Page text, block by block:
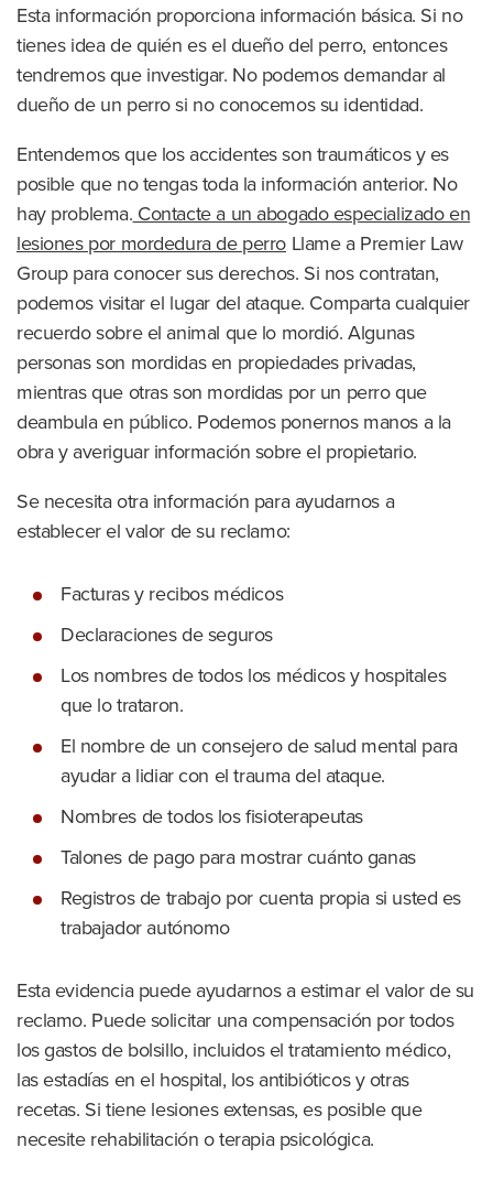
Esta información proporciona información básica. Si no
tienes idea de quién es el dueño del perro, entonces
tendremos que investigar. No podemos demandar al
dueño de un perro si no conocemos su identidad.
Entendemos que los accidentes son traumáticos y es
posible que no tengas toda la información anterior. No
hay problema. Contacte a un abogado especializado en
lesiones por mordedura de perroLlame a Premier Law
Group para conocer sus derechos. Si nos contratan,
podemos visitar el lugar del ataque. Comparta cualquier
recuerdo sobre el animal que lo mordió. Algunas
personas son mordidas en propiedades privadas,
mientras que otras son mordidas por un perro que
deambula en público. Podemos ponernos manos a la
obra y averiguar información sobre el propietario.
Se necesita otra información para ayudarnos a
establecer el valor de su reclamo:
Facturas y recibos médicos
Declaraciones de seguros
Los nombres de todos los médicos y hospitales
que lo trataron.
El nombre de un consejero de salud mental para
ayudar a lidiar con el trauma del ataque.
Nombres de todos los fisioterapeutas
Talones de pago para mostrar cuánto ganas
Registros de trabajo por cuenta propia si usted es
trabajador autónomo
Esta evidencia puede ayudarnos a estimar el valor de su
reclamo. Puede solicitar una compensación por todos
los gastos de bolsillo, incluidos el tratamiento médico,
las estadías en el hospital, los antibióticos y otras
recetas. Si tiene lesiones extensas, es posible que
necesite rehabilitación o terapia psicológica.